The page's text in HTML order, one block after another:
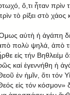
ὅ,τι ἦταν
τὸ ρίξει στὸ χάος
αὐτὴ ἡ ἀγάπη
πολὺ ψηλά, ἀπὸ
εἰς τήν Βηθλεέμ
καί ἐγεννήθη ἡ
ἐν ἡμῖν, ὅτι τόν
εἰς τόν κόσμον»